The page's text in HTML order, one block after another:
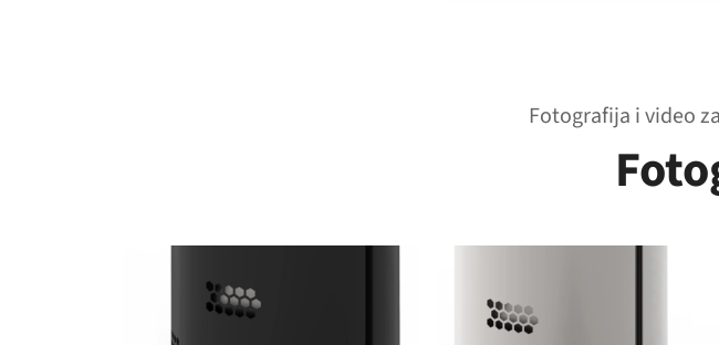
Fotografija i video